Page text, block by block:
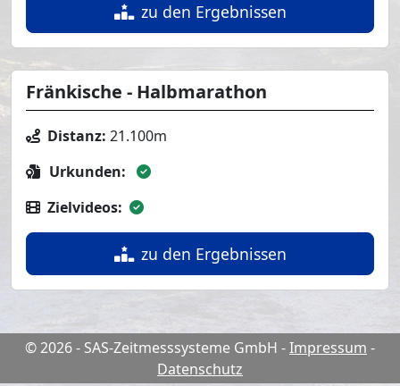
zu den Ergebnissen
Fränkische - Halbmarathon
Distanz: 21.100m
Urkunden:
Zielvideos:
zu den Ergebnissen
© 2026 - SAS-Zeitmesssysteme GmbH -Impressum -
Datenschutz